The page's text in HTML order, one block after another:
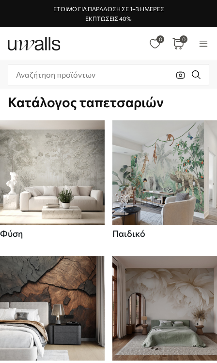
ΈΤΟΙΜΟ ΓΙΑ ΠΑΡΆΔΟΣΗ ΣΕ 1–3 ΗΜΈΡΕΣ
ΕΚΠΤΏΣΕΙΣ 40%
0 0
Κατάλογος ταπετσαριών
Φύση Παιδικό